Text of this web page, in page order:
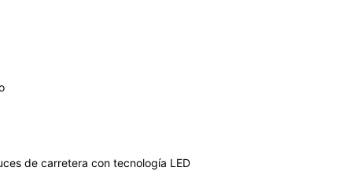
de carretera con tecnología LED